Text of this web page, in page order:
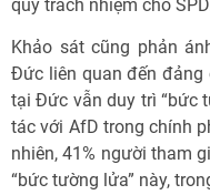
quy trách nhiệm cho
Khảo sát cũng phản
Đức liên quan đến đảng
tại Đức vẫn duy trì “bức
tác với AfD trong chính
nhiên, 41% người tham
“bức tường lửa” này,